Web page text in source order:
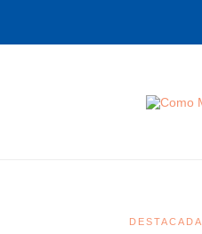
DESTACADA